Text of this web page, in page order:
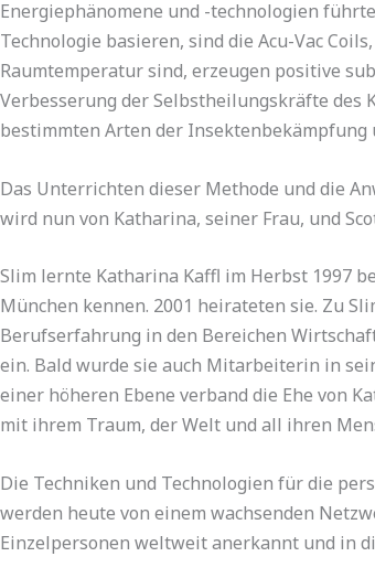
Energiephänomene und -technologien
Technologie basieren, sind die Acu-Vac
Raumtemperatur sind, erzeugen positive
Verbesserung der Selbstheilungskräfte des
bestimmten Arten der Insektenbekämpfung
Das Unterrichten dieser Methode und die
wird nun von Katharina, seiner Frau, und
Slim lernte Katharina Kaffl im Herbst 1997
München kennen. 2001 heirateten sie. Zu
Berufserfahrung in den Bereichen
ein. Bald wurde sie auch Mitarbeiterin in
einer höheren Ebene verband die Ehe von
mit ihrem Traum, der Welt und all ihren
Die Techniken und Technologien für die
werden heute von einem wachsenden
Einzelpersonen weltweit anerkannt und in